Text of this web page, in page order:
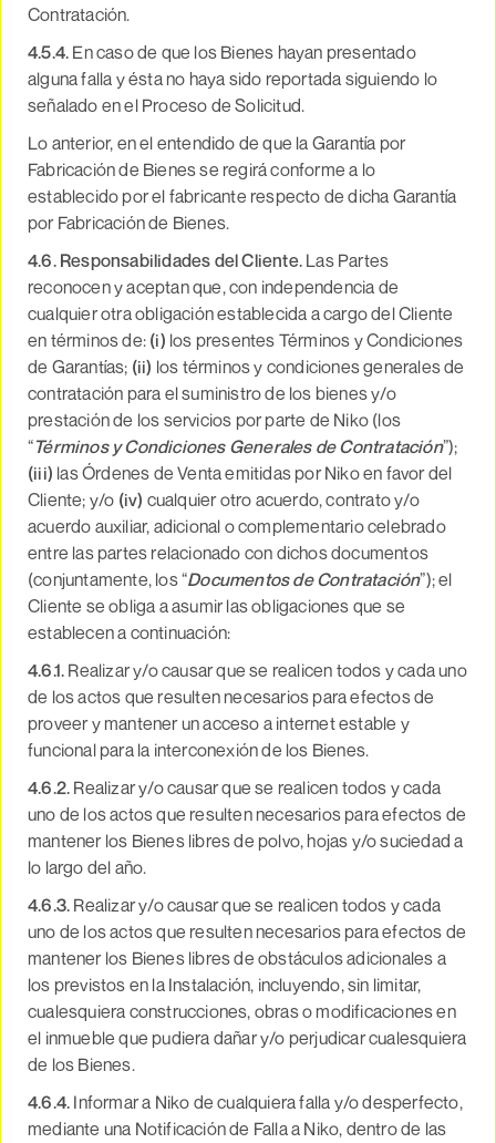
Contratación.
4.5.4. En caso de que los Bienes hayan presentado
alguna falla y ésta no haya sido reportada siguiendo lo
señalado en el Proceso de Solicitud.
Lo anterior, en el entendido de que la Garantía por
Fabricación de Bienes se regirá conforme a lo
establecido por el fabricante respecto de dicha Garantía
por Fabricación de Bienes.
4.6. Responsabilidades del Cliente. Las Partes
reconocen y aceptan que, con independencia de
cualquier otra obligación establecida a cargo del Cliente
en términos de: (i) los presentes Términos y Condiciones
de Garantías; (ii) los términos y condiciones generales de
contratación para el suministro de los bienes y/o
prestación de los servicios por parte de Niko (los
“Términos y Condiciones Generales de Contratación”);
(iii) las Órdenes de Venta emitidas por Niko en favor del
Cliente; y/o (iv) cualquier otro acuerdo, contrato y/o
acuerdo auxiliar, adicional o complementario celebrado
entre las partes relacionado con dichos documentos
(conjuntamente, los “Documentos de Contratación”); el
Cliente se obliga a asumir las obligaciones que se
establecen a continuación:
4.6.1. Realizar y/o causar que se realicen todos y cada uno
de los actos que resulten necesarios para efectos de
proveer y mantener un acceso a internet estable y
funcional para la interconexión de los Bienes.
4.6.2. Realizar y/o causar que se realicen todos y cada
uno de los actos que resulten necesarios para efectos de
mantener los Bienes libres de polvo, hojas y/o suciedad a
lo largo del año.
4.6.3. Realizar y/o causar que se realicen todos y cada
uno de los actos que resulten necesarios para efectos de
mantener los Bienes libres de obstáculos adicionales a
los previstos en la Instalación, incluyendo, sin limitar,
cualesquiera construcciones, obras o modificaciones en
el inmueble que pudiera dañar y/o perjudicar cualesquiera
de los Bienes.
4.6.4. Informar a Niko de cualquiera falla y/o desperfecto,
mediante una Notificación de Falla a Niko, dentro de las